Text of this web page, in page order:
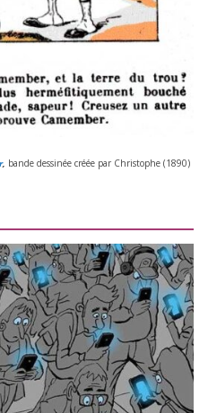
, bande des­si­née créée par Christophe (1890)